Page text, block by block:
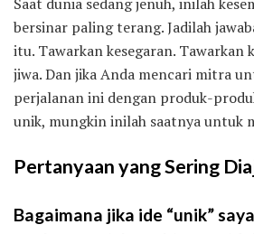
bersinar paling terang. Jadilah
itu. Tawarkan kesegaran. Tawarkan
jiwa. Dan jika Anda mencari mitra
perjalanan ini dengan produk-
unik, mungkin inilah saatnya untuk
Pertanyaan yang Sering
Bagaimana jika ide “unik”